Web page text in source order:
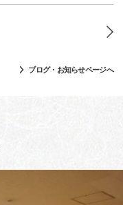
ブログ・お知らせページへ